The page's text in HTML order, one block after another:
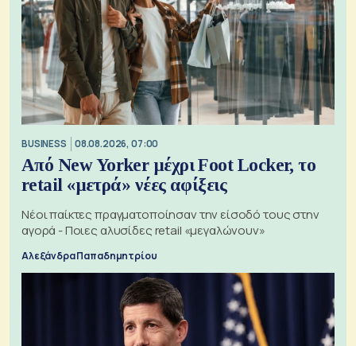
BUSINESS 08.08.2026, 07:00
Από New Yorker μέχρι Foot Locker, το
retail «μετρά» νέες αφίξεις
Νέοι παίκτες πραγματοποίησαν την είσοδό τους στην
αγορά - Ποιες αλυσίδες retail «μεγαλώνουν»
Αλεξάνδρα Παπαδημητρίου